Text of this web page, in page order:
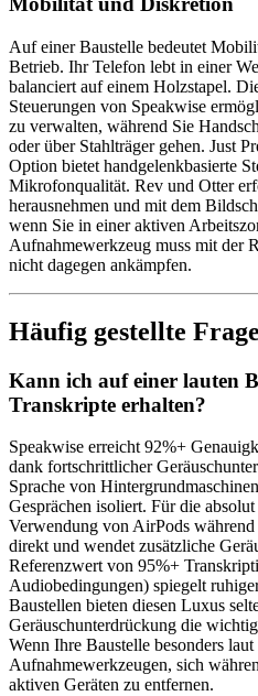
Auf einer Baustelle bedeutet
Betrieb. Ihr Telefon lebt in einer
balanciert auf einem Holzstapel.
Steuerungen von Speakwise
zu verwalten, während Sie
oder über Stahlträger gehen. Just
Option bietet handgelenkbasierte
Mikrofonqualität. Rev und Otter
herausnehmen und mit dem
wenn Sie in einer aktiven
Aufnahmewerkzeug muss mit der
nicht dagegen ankämpfen.
Häufig gestellte
Kann ich auf einer lauten
Transkripte erhalten?
Speakwise erreicht 92%+
dank fortschrittlicher
Sprache von
Gesprächen isoliert. Für die
Verwendung von AirPods
direkt und wendet zusätzliche
Referenzwert von 95%+
Audiobedingungen) spiegelt
Baustellen bieten diesen Luxus
Geräuschunterdrückung die
Wenn Ihre Baustelle besonders
Aufnahmewerkzeugen, sich
aktiven Geräten zu entfernen.